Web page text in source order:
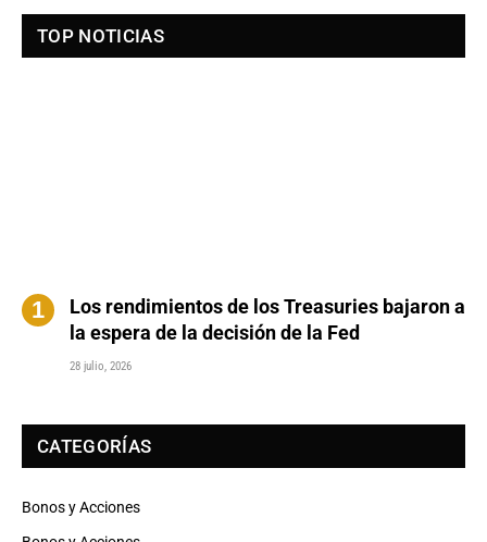
TOP NOTICIAS
Los rendimientos de los Treasuries bajaron a
la espera de la decisión de la Fed
28 julio, 2026
CATEGORÍAS
Bonos y Acciones